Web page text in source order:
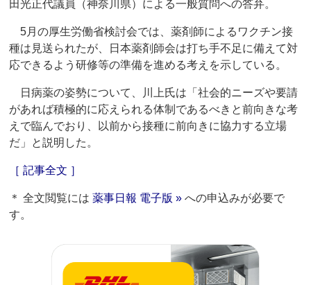
田光正代議員（神奈川県）による一般質問への答弁。
5月の厚生労働省検討会では、薬剤師によるワクチン接
種は見送られたが、日本薬剤師会は打ち手不足に備えて対
応できるよう研修等の準備を進める考えを示している。
日病薬の姿勢について、川上氏は「社会的ニーズや要請
があれば積極的に応えられる体制であるべきと前向きな考
えで臨んでおり、以前から接種に前向きに協力する立場
だ」と説明した。
［ 記事全文 ］
＊ 全文閲覧には薬事日報 電子版 » への申込みが必要で
す。